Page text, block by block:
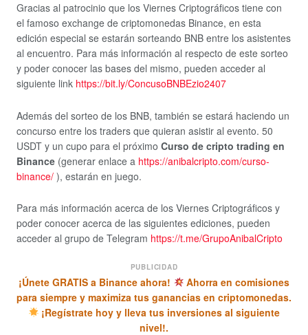
Gracias al patrocinio que los Viernes Criptográficos tiene con
el famoso exchange de criptomonedas Binance, en esta
edición especial se estarán sorteando BNB entre los asistentes
al encuentro. Para más información al respecto de este sorteo
y poder conocer las bases del mismo, pueden acceder al
siguiente link https://bit.ly/ConcusoBNBEzio2407
Además del sorteo de los BNB, también se estará haciendo un
concurso entre los traders que quieran asistir al evento. 50
USDT y un cupo para el próximo Curso de cripto trading en
Binance (generar enlace a https://anibalcripto.com/curso-
binance/ ), estarán en juego.
Para más información acerca de los Viernes Criptográficos y
poder conocer acerca de las siguientes ediciones, pueden
acceder al grupo de Telegram https://t.me/GrupoAnibalCripto
PUBLICIDAD
¡Únete GRATIS a Binance ahora!
Ahorra en comisiones
para siempre y maximiza tus ganancias en criptomonedas.
¡Regístrate hoy y lleva tus inversiones al siguiente
nivel!.